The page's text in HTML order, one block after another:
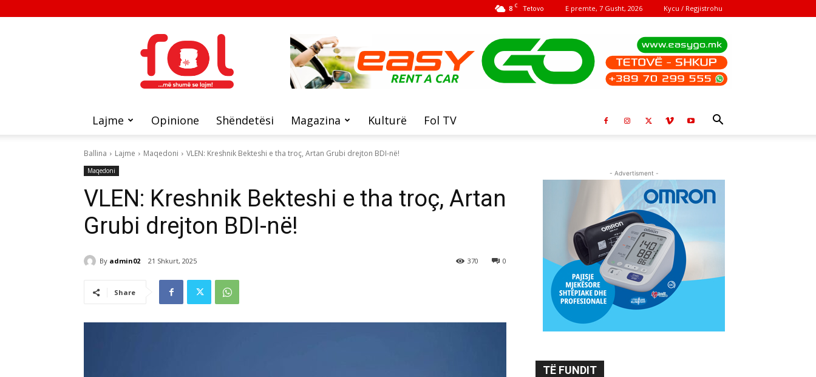
8 C Tetovo E premte, 7 Gusht, 2026 Kycu / Regjistrohu
FOL
Lajme Opinione Shëndetësi Magazina Kulturë Fol TV
Ballina Lajme Maqedoni VLEN: Kreshnik Bekteshi e tha troç, Artan Grubi drejton BDI-në!
Maqedoni
VLEN: Kreshnik Bekteshi e tha troç, Artan
Grubi drejton BDI-në!
By admin02 21 Shkurt, 2025 0
370
Share
- Advertisment -
TË FUNDIT